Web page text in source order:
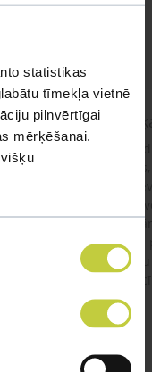
statistikas
tīmekļa vietnē
pilnvērtīgai
mērķēšanai.
zem
varētu
viņš